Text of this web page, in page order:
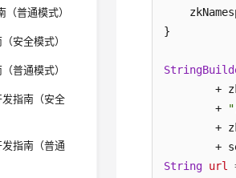
普通模式）
安全模式）
普通模式）
指南（安全
指南（普通
}
+
        +
+
String url